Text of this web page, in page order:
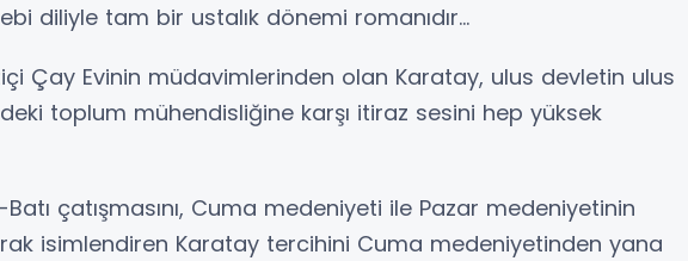
diliyle tam bir ustalık dönemi romanıdır...
Evinin müdavimlerinden olan Karatay, ulus devletin ulus
toplum mühendisliğine karşı itiraz sesini hep yüksek
Cuma medeniyeti ile Pazar medeniyetinin
isimlendiren Karatay tercihini Cuma medeniyetinden yana